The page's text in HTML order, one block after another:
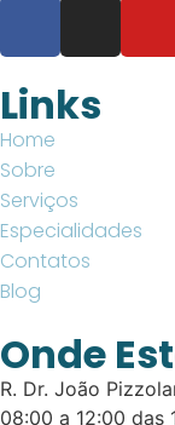
Links
Home
Sobre
Serviços
Especialidades
Contatos
Blog
Onde
R. Dr. João
08:00 a 12:00 das